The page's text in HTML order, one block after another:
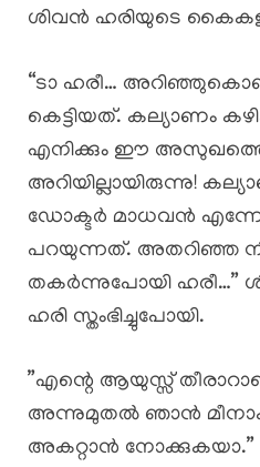
​ശിവൻ ഹരിയുടെ കൈകളിൽ
“ടാ ഹരീ…
കെട്ടിയത്. കല്യാണം
എനിക്കും ഈ
അറിയില്ലായിരുന്നു!
ഡോക്ടർ മാധവൻ
പറയുന്നത്. അതറിഞ്ഞ
തകർന്നുപോയി ഹരീ…”
ഹരി സ്തംഭിച്ചുപോയി.
​”എന്റെ ആയുസ്സ്
അന്നുമുതൽ ഞാൻ
അകറ്റാൻ നോക്കുകയാ.”